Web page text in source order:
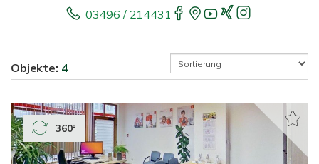
03496 / 214431
Objekte: 4
360°